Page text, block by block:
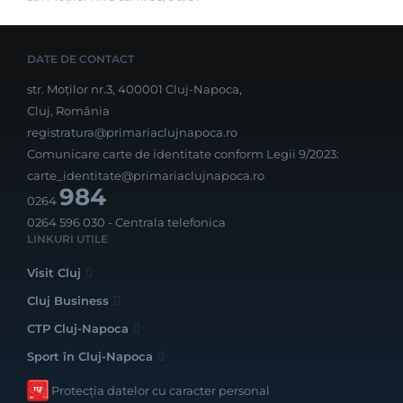
DATE DE CONTACT
str. Moților nr.3, 400001 Cluj-Napoca,
Cluj, România
registratura@primariaclujnapoca.ro
Comunicare carte de identitate conform Legii 9/2023:
carte_identitate@primariaclujnapoca.ro
0264984
0264 596 030 - Centrala telefonica
LINKURI UTILE
Visit Cluj
Cluj Business
CTP Cluj-Napoca
Sport în Cluj-Napoca
Protecția datelor cu caracter personal